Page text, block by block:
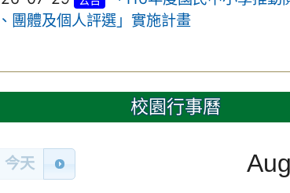
團體及個人評選」實施計畫
校園行事曆
今天